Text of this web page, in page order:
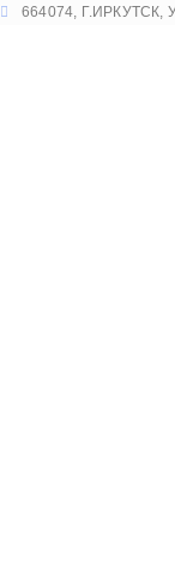
Перейти
664074,